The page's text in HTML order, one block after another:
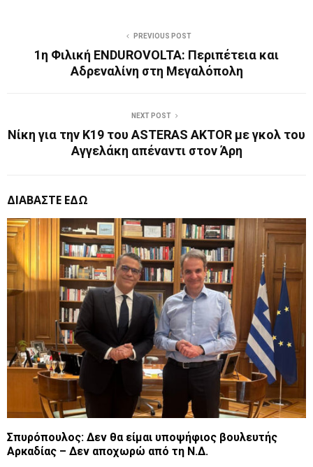
PREVIOUS POST
1η Φιλική ENDUROVOLTA: Περιπέτεια και
Αδρεναλίνη στη Μεγαλόπολη
NEXT POST
Νίκη για την Κ19 του ASTERAS AKTOR με γκολ του
Αγγελάκη απέναντι στον Άρη
ΔΙΑΒΑΣΤΕ ΕΔΩ
Σπυρόπουλος: Δεν θα είμαι υποψήφιος βουλευτής
Αρκαδίας – Δεν αποχωρώ από τη Ν.Δ.